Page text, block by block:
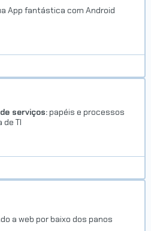
App fantástica com Android
serviços: papéis e processos
TI
a web por baixo dos panos